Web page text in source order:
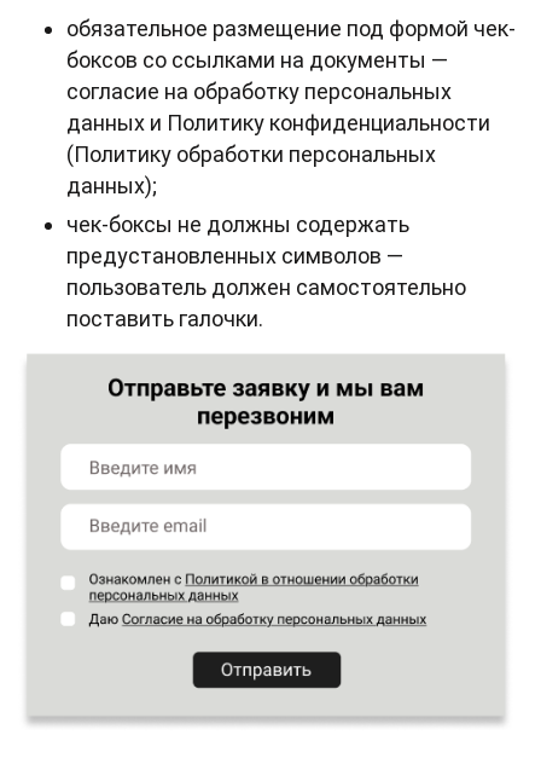
обязательное размещение под формой чек-
боксов со ссылками на документы —
согласие на обработку персональных
данных и Политику конфиденциальности
(Политику обработки персональных
данных);
чек-боксы не должны содержать
предустановленных символов —
пользователь должен самостоятельно
поставить галочки.